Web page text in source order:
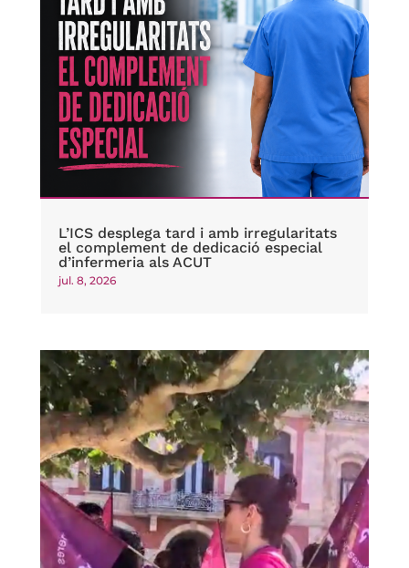
L’ICS desplega tard i amb irregularitats
el complement de dedicació especial
d’infermeria als ACUT
jul. 8, 2026